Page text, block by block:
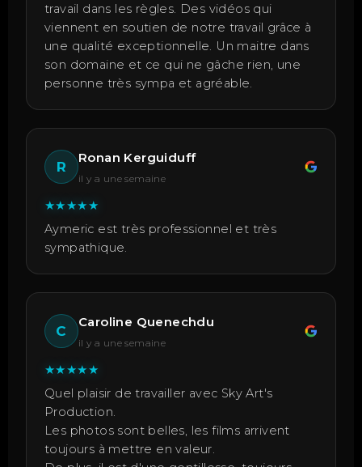
travail dans les règles. Des vidéos qui
viennent en soutien de notre travail grâce à
une qualité exceptionnelle. Un maitre dans
son domaine et ce qui ne gâche rien, une
personne très sympa et agréable.
R
Ronan Kerguiduff
il y a une semaine
★★★★★
Aymeric est très professionnel et très
sympathique.
C
Caroline Quenechdu
il y a une semaine
★★★★★
Quel plaisir de travailler avec Sky Art's
Production.
Les photos sont belles, les films arrivent
toujours à mettre en valeur.